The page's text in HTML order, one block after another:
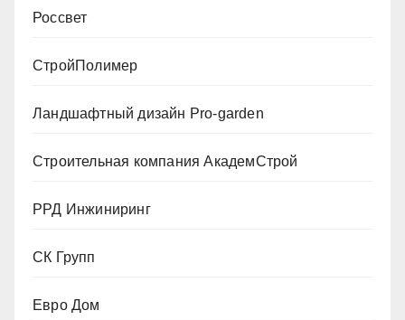
Россвет
СтройПолимер
Ландшафтный дизайн Pro-garden
Строительная компания АкадемСтрой
РРД Инжиниринг
СК Групп
Евро Дом